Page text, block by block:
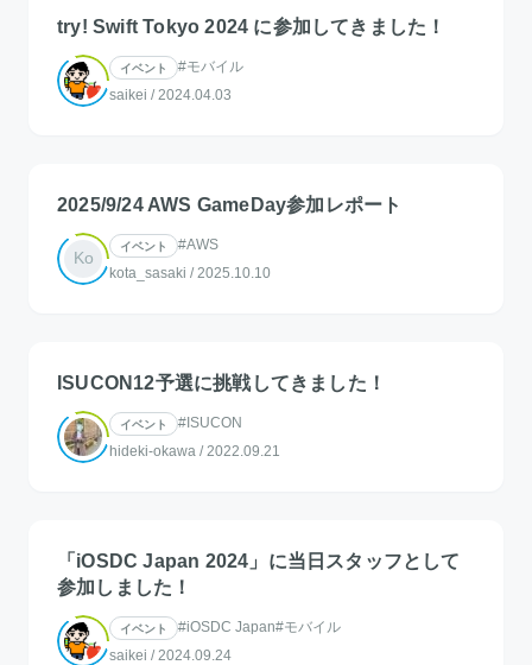
try! Swift Tokyo 2024 に参加してきました！
イベント
#モバイル
saikei / 2024.04.03
2025/9/24 AWS GameDay参加レポート
Ko
イベント
#AWS
kota_sasaki / 2025.10.10
ISUCON12予選に挑戦してきました！
イベント
#ISUCON
hideki-okawa / 2022.09.21
「iOSDC Japan 2024」に当日スタッフとして
参加しました！
イベント #iOSDC Japan#モバイル
saikei / 2024.09.24